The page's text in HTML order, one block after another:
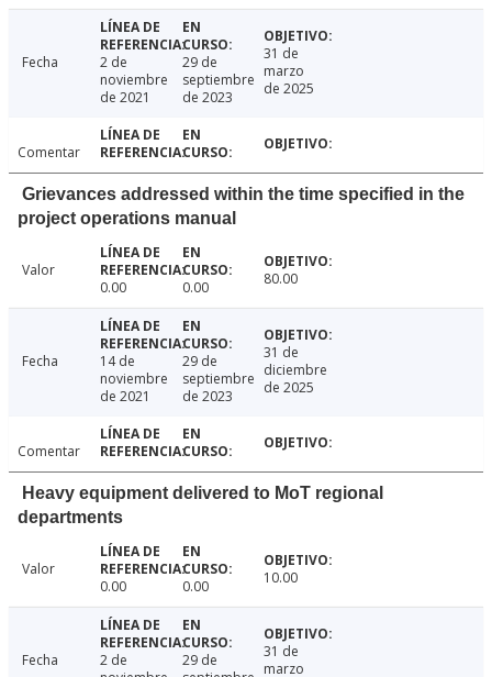
Fecha
2 de
noviembre
de 2021
29 de
septiembre
de 2023
31 de
marzo
de 2025
Comentar
Grievances addressed within the time specified in the
project operations manual
Valor
0.00
0.00 80.00
Fecha
14 de
noviembre
de 2021
29 de
septiembre
de 2023
31 de
diciembre
de 2025
Comentar
Heavy equipment delivered to MoT regional
departments
Valor
0.00
0.00 10.00
Fecha
2 de
29 de
31 de
marzo